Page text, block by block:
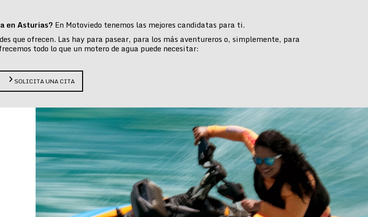
en Asturias? En Motoviedo tenemos las mejores candidatas para ti.
que ofrecen. Las hay para pasear, para los más aventureros o, simplemente, para
todo lo que un motero de agua puede necesitar:
SOLICITA UNA CITA